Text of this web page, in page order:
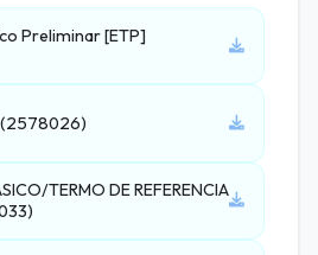
Preliminar [ETP]
(2578026)
TERMO DE REFERENCIA